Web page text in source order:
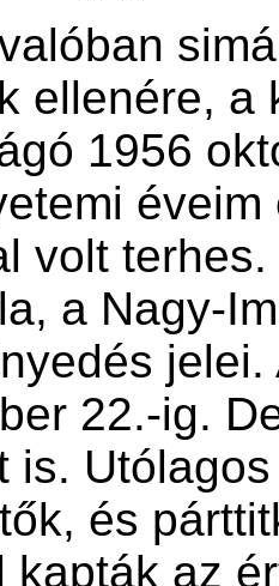
ellenére, a
1956
volt
a Nagy-
22.-ig.
is.
és
kapták az